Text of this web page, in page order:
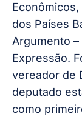
dos Países
Argumento
Expressão.
vereador de
deputado
como